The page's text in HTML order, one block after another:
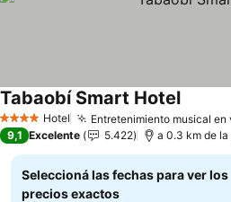
4 EstrellasHotel Entretenimiento musical en
Tabaobí Smart HotelVer
9,1 Excelente 5.422 a 0.3 km de la
Seleccioná las fechas para ver los
precios exactos